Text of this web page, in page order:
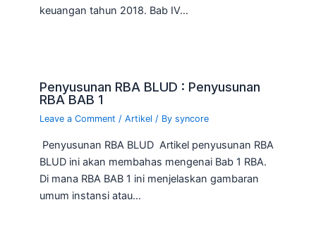
keuangan tahun 2018. Bab IV…
Penyusunan RBA BLUD : Penyusunan
RBA BAB 1
Leave a Comment /Artikel / Bysyncore
Penyusunan RBA BLUD Artikel penyusunan RBA
BLUD ini akan membahas mengenai Bab 1 RBA.
Di mana RBA BAB 1 ini menjelaskan gambaran
umum instansi atau…